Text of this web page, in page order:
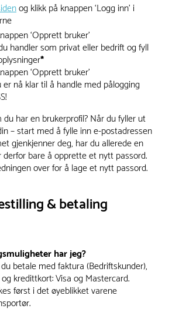
og klikk på knappen ‘Logg inn’ i
‘Opprett bruker’
handler som privat eller bedrift og fyll
*
‘Opprett bruker’
er nå klar til å handle med pålogging
du har en brukerprofil? Når du fyller ut
– start med å fylle inn e-postadressen
gjenkjenner deg, har du allerede en
bare å opprette et nytt passord.
over for å lage et nytt passord.
& betaling
har jeg?
du betale med faktura (Bedriftskunder),
kredittkort: Visa og Mastercard.
først i det øyeblikket varene